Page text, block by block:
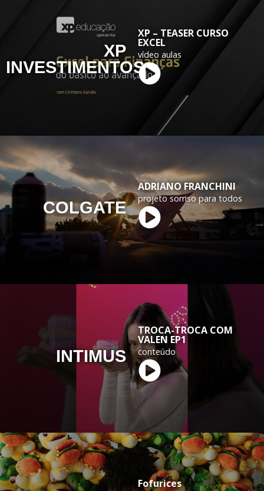
XP
INVESTIMENTOS
XP – TEASER CURSO
EXCEL
vídeo aulas
COLGATE
ADRIANO FRANCHINI
projeto sorriso para todos
INTIMUS
TROCA-TROCA COM
VALEN EP1
conteúdo
Fofurices